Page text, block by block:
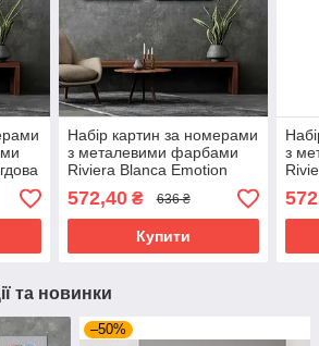
Набір картин за номерами
з металевими фарбами
Riviera Blanca Emotion
(ITR-095) 2 шт в наборі
572,40₴ 636 ₴
Купити
з
та новинки
–50%